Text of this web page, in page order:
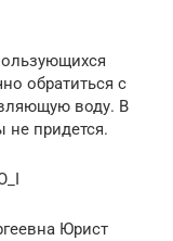
обратиться с
воду. В
не придется.
Юрист